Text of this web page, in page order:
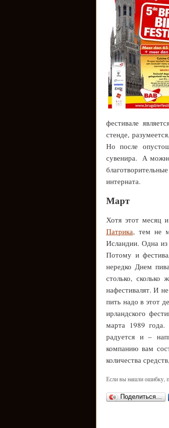
фестивале
стенде,
Но после
сувенира. А можно
интерната.
Март
Хотя этот месяц
Патрика, тем не
Исландии. Одна из
Потому и
нередко Днем
столько,
нафестивалят. И
пить надо в этот
ирландского
марта 1989 года.
радуется и –
компанию вам
количества
Если вы нашли ошибку,
Поделиться…